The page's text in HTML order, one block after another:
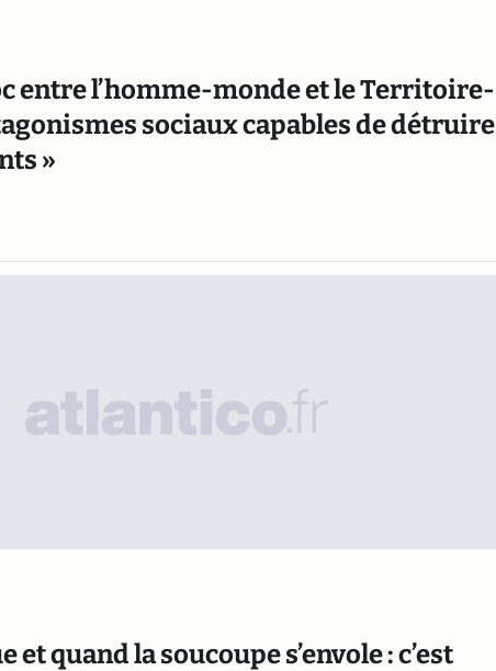
entre l’homme-monde et le Territoire-
sociaux capables de détruire
»
quand la soucoupe s’envole : c’est